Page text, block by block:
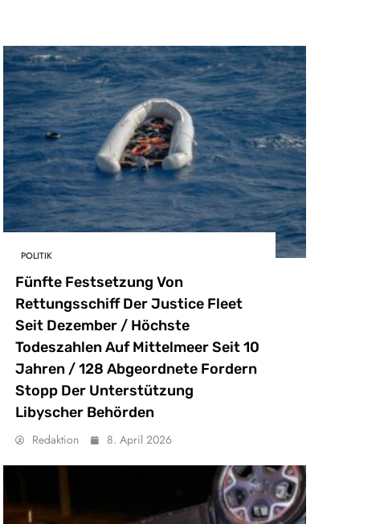
POLITIK
Fünfte Festsetzung Von
Rettungsschiff Der Justice Fleet
Seit Dezember / Höchste
Todeszahlen Auf Mittelmeer Seit 10
Jahren / 128 Abgeordnete Fordern
Stopp Der Unterstützung
Libyscher Behörden
Redaktion 8. April 2026